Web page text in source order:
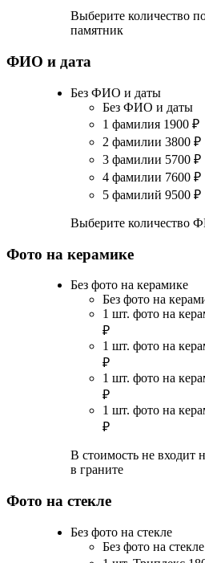
Выберите количество
памятник
ФИО и дата
Без ФИО и даты
Без ФИО и даты
1 фамилия 1900 ₽
2 фамилии 3800 ₽
3 фамилии 5700 ₽
4 фамилии 7600 ₽
5 фамилий 9500 ₽
Выберите количество
Фото на керамике
Без фото на керамике
Без фото на
1 шт. фото на
₽
1 шт. фото на
₽
1 шт. фото на
₽
1 шт. фото на
₽
В стоимость не входит
в граните
Фото на стекле
Без фото на стекле
Без фото на стекле